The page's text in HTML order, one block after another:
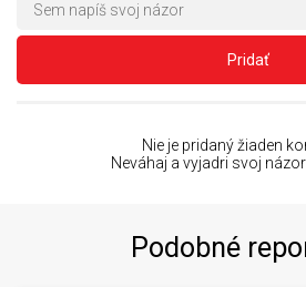
Pridať
Nie je pridaný žiaden
Neváhaj a vyjadri svoj
Podobné